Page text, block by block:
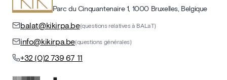
Parc du Cinquantenaire 1, 1000 Bruxelles, Belgique
balat@kikirpa.be(questions relatives à BALaT)
info@kikirpa.be(questions générales)
+32 (0)2 739 67 11